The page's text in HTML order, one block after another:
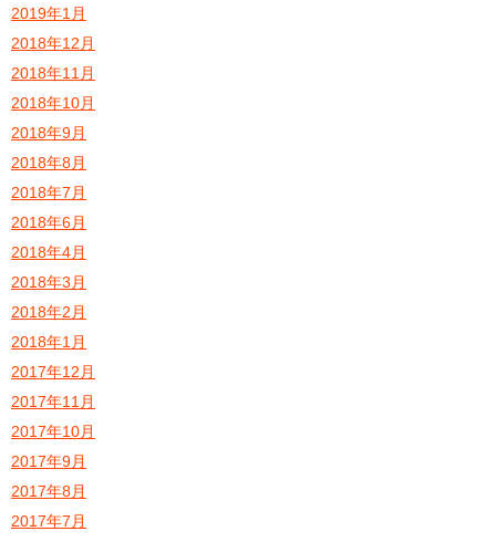
2019年1月
2018年12月
2018年11月
2018年10月
2018年9月
2018年8月
2018年7月
2018年6月
2018年4月
2018年3月
2018年2月
2018年1月
2017年12月
2017年11月
2017年10月
2017年9月
2017年8月
2017年7月